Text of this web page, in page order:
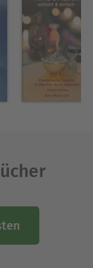
können.
Reinigung
Ihrem Leben
dass es